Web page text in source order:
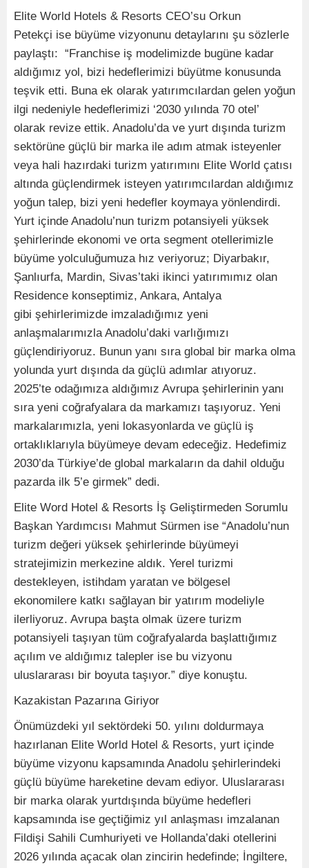
Elite World Hotels & Resorts CEO’su Orkun
Petekçi ise büyüme vizyonunu detaylarını şu sözlerle
paylaştı: “Franchise iş modelimizde bugüne kadar
aldığımız yol, bizi hedeflerimizi büyütme konusunda
teşvik etti. Buna ek olarak yatırımcılardan gelen yoğun
ilgi nedeniyle hedeflerimizi ‘2030 yılında 70 otel’
olarak revize ettik. Anadolu’da ve yurt dışında turizm
sektörüne güçlü bir marka ile adım atmak isteyenler
veya hali hazırdaki turizm yatırımını Elite World çatısı
altında güçlendirmek isteyen yatırımcılardan aldığımız
yoğun talep, bizi yeni hedefler koymaya yönlendirdi.
Yurt içinde Anadolu’nun turizm potansiyeli yüksek
şehirlerinde ekonomi ve orta segment otellerimizle
büyüme yolculuğumuza hız veriyoruz; Diyarbakır,
Şanlıurfa, Mardin, Sivas’taki ikinci yatırımımız olan
Residence konseptimiz, Ankara, Antalya
gibi şehirlerimizde imzaladığımız yeni
anlaşmalarımızla Anadolu’daki varlığımızı
güçlendiriyoruz. Bunun yanı sıra global bir marka olma
yolunda yurt dışında da güçlü adımlar atıyoruz.
2025’te odağımıza aldığımız Avrupa şehirlerinin yanı
sıra yeni coğrafyalara da markamızı taşıyoruz. Yeni
markalarımızla, yeni lokasyonlarda ve güçlü iş
ortaklıklarıyla büyümeye devam edeceğiz. Hedefimiz
2030’da Türkiye’de global markaların da dahil olduğu
pazarda ilk 5’e girmek” dedi.
Elite Word Hotel & Resorts İş Geliştirmeden Sorumlu
Başkan Yardımcısı Mahmut Sürmen ise “Anadolu’nun
turizm değeri yüksek şehirlerinde büyümeyi
stratejimizin merkezine aldık. Yerel turizmi
destekleyen, istihdam yaratan ve bölgesel
ekonomilere katkı sağlayan bir yatırım modeliyle
ilerliyoruz. Avrupa başta olmak üzere turizm
potansiyeli taşıyan tüm coğrafyalarda başlattığımız
açılım ve aldığımız talepler ise bu vizyonu
uluslararası bir boyuta taşıyor.” diye konuştu.
Kazakistan Pazarına Giriyor
Önümüzdeki yıl sektördeki 50. yılını doldurmaya
hazırlanan Elite World Hotel & Resorts, yurt içinde
büyüme vizyonu kapsamında Anadolu şehirlerindeki
güçlü büyüme hareketine devam ediyor. Uluslararası
bir marka olarak yurtdışında büyüme hedefleri
kapsamında ise geçtiğimiz yıl anlaşması imzalanan
Fildişi Sahili Cumhuriyeti ve Hollanda’daki otellerini
2026 yılında açacak olan zincirin hedefinde; İngiltere,